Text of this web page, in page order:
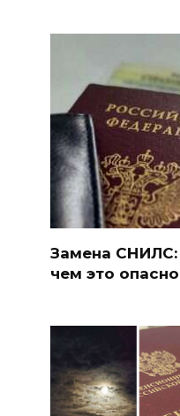
Замена СНИЛС:
чем это опасно